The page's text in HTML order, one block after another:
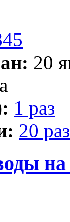
20
1 раз
20 раз
на